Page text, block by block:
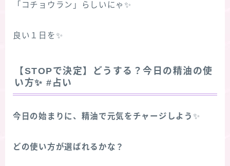
「コチョウラン」らしいにゃ✨
良い１日を✨
【STOPで決定】どうする？今日の精油の使
い方✨ #占い
今日の始まりに、精油で元気をチャージしよう ✨
どの使い方が選ばれるかな？